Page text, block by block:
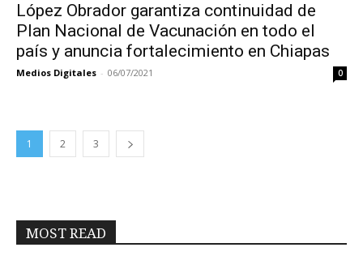
López Obrador garantiza continuidad de
Plan Nacional de Vacunación en todo el
país y anuncia fortalecimiento en Chiapas
Medios Digitales - 06/07/2021 0
1 2 3
MOST READ